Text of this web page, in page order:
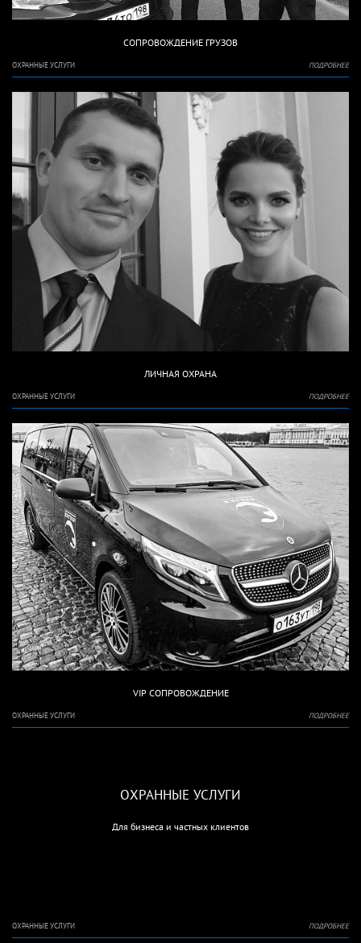
СОПРОВОЖДЕНИЕ ГРУЗОВ
ОХРАННЫЕ УСЛУГИ ПОДРОБНЕЕ
ЛИЧНАЯ ОХРАНА
ОХРАННЫЕ УСЛУГИ ПОДРОБНЕЕ
VIP СОПРОВОЖДЕНИЕ
ОХРАННЫЕ УСЛУГИ ПОДРОБНЕЕ
ОХРАННЫЕ УСЛУГИ
Для бизнеса и частных клиентов
ОХРАННЫЕ УСЛУГИ ПОДРОБНЕЕ